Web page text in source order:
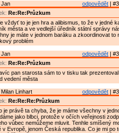
odpovědět |
Jan
Re:Re:Průzkum
vždyť to je jen hra a alibismus, to že v jedné
města a ve vedlejší úředník státní správy
je máte v jednom baráku a zkoordinovat to
problém
odpovědět |
Jan
Re:Re:Průzkum
pan starosta sám to v tisku tak
vedení města
odpovědět |
Milan Linhart
Re:Re:Re:Průzkum
je právě ta chyba, že je máme všechny v
jako blbci, protože v očích veřejnosti
vůbec nemůžeme mluvit. Tenhle smíšený
v Evropě, jenom Česká republika. Co je mi po